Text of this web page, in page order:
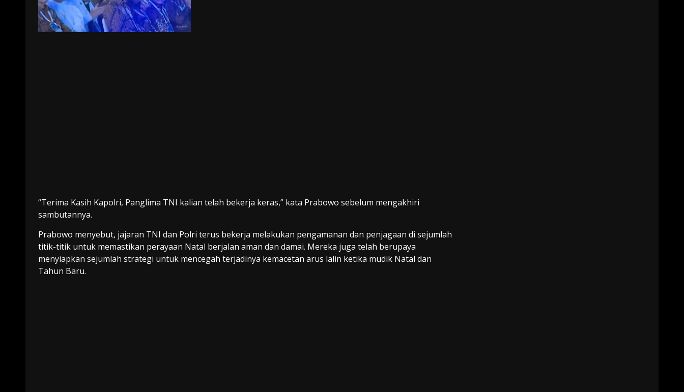
“Terima Kasih Kapolri, Panglima TNI kalian telah bekerja keras,” kata Prabowo sebelum mengakhiri
sambutannya.
Prabowo menyebut, jajaran TNI dan Polri terus bekerja melakukan pengamanan dan penjagaan di sejumlah
titik-titik untuk memastikan perayaan Natal berjalan aman dan damai. Mereka juga telah berupaya
menyiapkan sejumlah strategi untuk mencegah terjadinya kemacetan arus lalin ketika mudik Natal dan
Tahun Baru.